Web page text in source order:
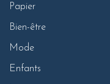
Papier
Bien-être
Mode
Enfants